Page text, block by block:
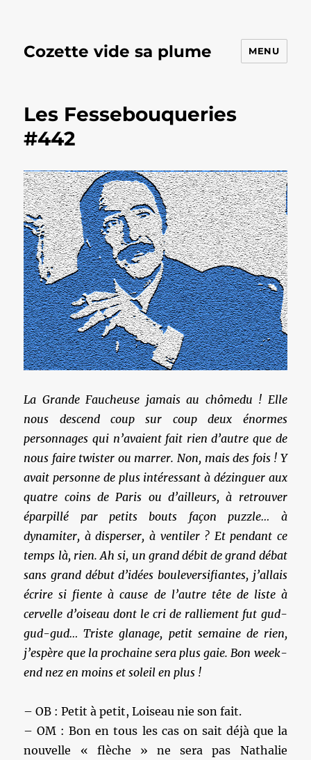
Cozette vide sa plume MENU
Les Fessebouqueries
#442
La Grande Faucheuse jamais au chômedu ! Elle
nous descend coup sur coup deux énormes
personnages qui n’avaient fait rien d’autre que de
nous faire twister ou marrer. Non, mais des fois ! Y
avait personne de plus intéressant à dézinguer aux
quatre coins de Paris ou d’ailleurs, à retrouver
éparpillé par petits bouts façon puzzle… à
dynamiter, à disperser, à ventiler ? Et pendant ce
temps là, rien. Ah si, un grand débit de grand débat
sans grand début d’idées bouleversifiantes, j’allais
écrire si fiente à cause de l’autre tête de liste à
cervelle d’oiseau dont le cri de ralliement fut gud-
gud-gud… Triste glanage, petit semaine de rien,
j’espère que la prochaine sera plus gaie. Bon week-
end nez en moins et soleil en plus !
– OB : Petit à petit, Loiseau nie son fait.
– OM : Bon en tous les cas on sait déjà que la
nouvelle « flèche » ne sera pas Nathalie